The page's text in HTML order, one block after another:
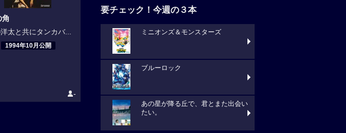
角
太と共にタンカバ...
1994年10月公開
-
要チェック！今週の３本
ミニオンズ＆モンスターズ
ブルーロック
あの星が降る丘で、君とまた出会い
たい。